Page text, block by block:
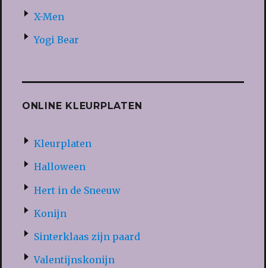
X-Men
Yogi Bear
ONLINE KLEURPLATEN
Kleurplaten
Halloween
Hert in de Sneeuw
Konijn
Sinterklaas zijn paard
Valentijnskonijn